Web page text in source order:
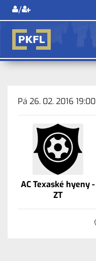
/
Pá 26. 02. 2016 19:00
AC Texaské hyeny -
ZT